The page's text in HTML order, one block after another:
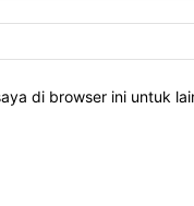
di browser ini untuk